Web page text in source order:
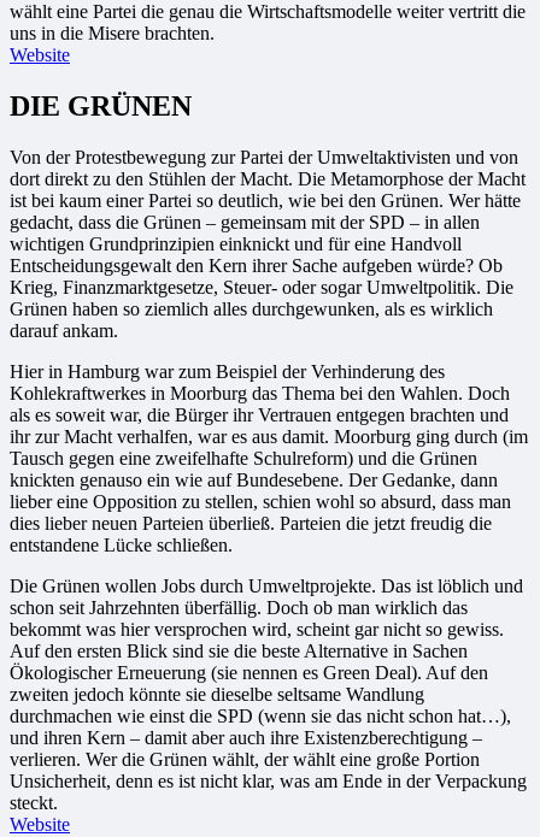
wählt eine Partei die genau die Wirtschaftsmodelle weiter vertritt die
uns in die Misere brachten.
Website
DIE GRÜNEN
Von der Protestbewegung zur Partei der Umweltaktivisten und von
dort direkt zu den Stühlen der Macht. Die Metamorphose der Macht
ist bei kaum einer Partei so deutlich, wie bei den Grünen. Wer hätte
gedacht, dass die Grünen – gemeinsam mit der SPD – in allen
wichtigen Grundprinzipien einknickt und für eine Handvoll
Entscheidungsgewalt den Kern ihrer Sache aufgeben würde? Ob
Krieg, Finanzmarktgesetze, Steuer- oder sogar Umweltpolitik. Die
Grünen haben so ziemlich alles durchgewunken, als es wirklich
darauf ankam.
Hier in Hamburg war zum Beispiel der Verhinderung des
Kohlekraftwerkes in Moorburg das Thema bei den Wahlen. Doch
als es soweit war, die Bürger ihr Vertrauen entgegen brachten und
ihr zur Macht verhalfen, war es aus damit. Moorburg ging durch (im
Tausch gegen eine zweifelhafte Schulreform) und die Grünen
knickten genauso ein wie auf Bundesebene. Der Gedanke, dann
lieber eine Opposition zu stellen, schien wohl so absurd, dass man
dies lieber neuen Parteien überließ. Parteien die jetzt freudig die
entstandene Lücke schließen.
Die Grünen wollen Jobs durch Umweltprojekte. Das ist löblich und
schon seit Jahrzehnten überfällig. Doch ob man wirklich das
bekommt was hier versprochen wird, scheint gar nicht so gewiss.
Auf den ersten Blick sind sie die beste Alternative in Sachen
Ökologischer Erneuerung (sie nennen es Green Deal). Auf den
zweiten jedoch könnte sie dieselbe seltsame Wandlung
durchmachen wie einst die SPD (wenn sie das nicht schon hat…),
und ihren Kern – damit aber auch ihre Existenzberechtigung –
verlieren. Wer die Grünen wählt, der wählt eine große Portion
Unsicherheit, denn es ist nicht klar, was am Ende in der Verpackung
steckt.
Website